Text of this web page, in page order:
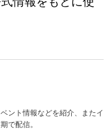
ント情報などを紹介、またイ
で配信。